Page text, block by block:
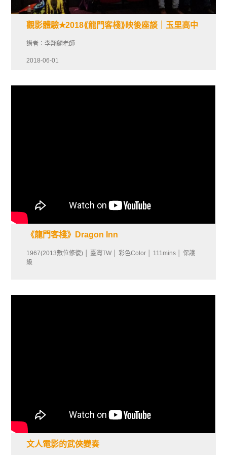
觀影體驗✭2018⟪龍門客棧⟫映後座談｜玉里高中
講者：李翔麟老師
2018-06-01
《龍門客棧》Dragon Inn
​1967(2013數位修復) │ 臺灣TW │ 彩色Color │ 111mins │ 保護
級
文人電影的武俠變奏